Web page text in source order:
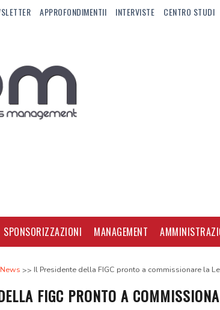
APPROFONDIMENTII INTERVISTE CENTRO STUDI
SPONSORIZZAZIONI MANAGEMENT
News Il Presidente della FIGC pronto a commissionare la
FIGC PRONTO A